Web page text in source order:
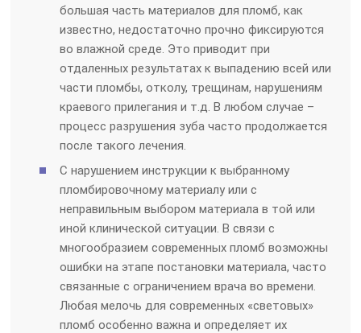
большая часть материалов для пломб, как
известно, недостаточно прочно фиксируются
во влажной среде. Это приводит при
отдаленных результатах к выпадению всей или
части пломбы, отколу, трещинам, нарушениям
краевого прилегания и т.д. В любом случае –
процесс разрушения зуба часто продолжается
после такого лечения.
С нарушением инструкции к выбранному
пломбировочному материалу или с
неправильным выбором материала в той или
иной клинической ситуации. В связи с
многообразием современных пломб возможны
ошибки на этапе постановки материала, часто
связанные с ограничением врача во времени.
Любая мелочь для современных «световых»
пломб особенно важна и определяет их